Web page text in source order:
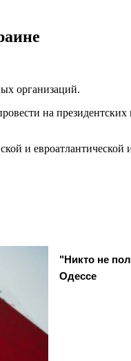
организаций.
на президентских
и
"Никто не
Одессе